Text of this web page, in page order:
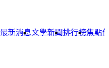
最新消息文學新聞排行榜焦點